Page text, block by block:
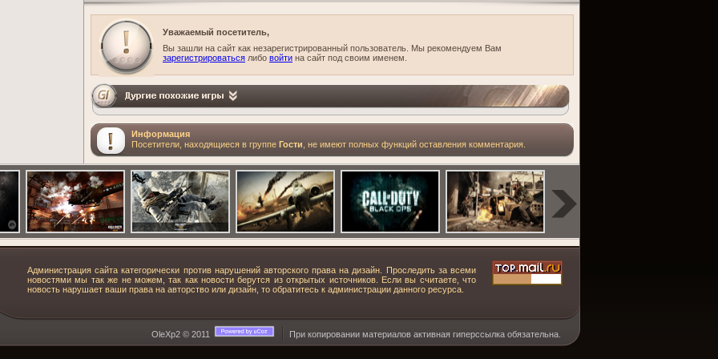
Уважаемый посетитель,
Вы зашли на сайт как незарегистрированный пользователь. Мы рекомендуем Вам
зарегистрироваться либо войти на сайт под своим именем.
Информация
Посетители, находящиеся в группе Гости , не имеют полных функций оставления комментария.
Администрация сайта категорически против нарушений авторского права на дизайн. Проследить за всеми
новостями мы так же не можем, так как новости берутся из открытых источников. Если вы считаете, что
новость нарушает ваши права на авторство или дизайн, то обратитесь к администрации данного ресурса.
OleXp2 © 2011 При копировании материалов активная гиперссылка обязательна.